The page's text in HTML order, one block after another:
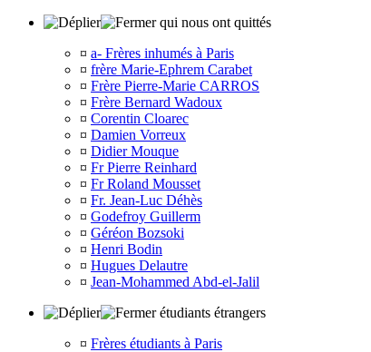
qui nous ont quittés
¤ a- Frères inhumés à Paris
¤ frère Marie-Ephrem Carabet
¤ Frère Pierre-Marie CARROS
¤ Frère Bernard Wadoux
¤ Corentin Cloarec
¤ Damien Vorreux
¤ Didier Mouque
¤ Fr Pierre Reinhard
¤ Fr Roland Mousset
¤ Fr. Jean-Luc Déhès
¤ Godefroy Guillerm
¤ Géréon Bozsoki
¤ Henri Bodin
¤ Hugues Delautre
¤ Jean-Mohammed Abd-el-Jalil
étudiants étrangers
¤ Frères étudiants à Paris